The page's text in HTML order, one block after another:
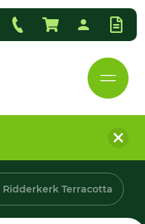
Ridderkerk Terracotta